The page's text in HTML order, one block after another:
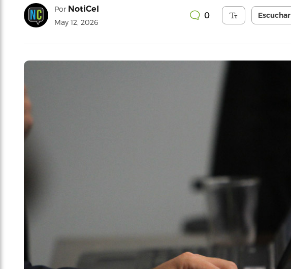
Por NotiCel
May 12, 2026
0 Escuchar